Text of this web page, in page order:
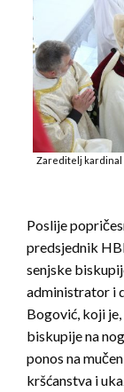
Zareditelj kardinal
Poslije
predsjednik
senjske
administrator i
Bogović, koji
biskupije na
ponos na
kršćanstva i